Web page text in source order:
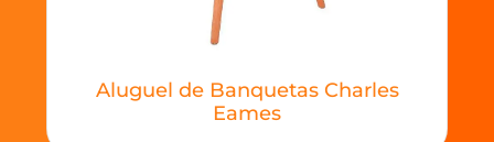
Aluguel de Banquetas Charles
Eames